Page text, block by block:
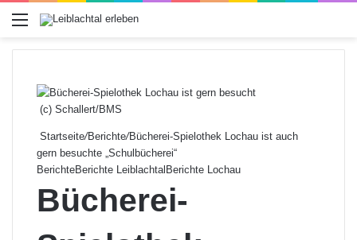
Menü
(c) Schallert/BMS
Startseite/Berichte/Bücherei-Spielothek Lochau ist auch
gern besuchte „Schulbücherei“
BerichteBerichte Leiblachtal Berichte Lochau
Bücherei-